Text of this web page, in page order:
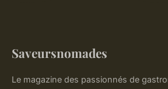
Saveursnomades
Le magazine des passionnés de